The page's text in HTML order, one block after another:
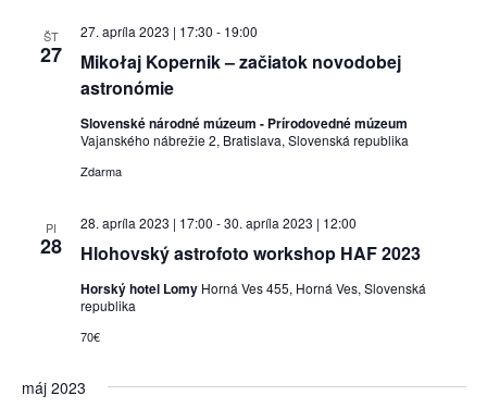
ŠT
27
Mikołaj Kopernik – začiatok novodobej
astronómie
27. apríla 2023 | 17:30 - 19:00
Slovenské národné múzeum - Prírodovedné múzeum
Vajanského nábrežie 2, Bratislava, Slovenská republika
Zdarma
PI
28 Hlohovský astrofoto workshop HAF 2023
28. apríla 2023 | 17:00 -30. apríla 2023 | 12:00
Horský hotel Lomy Horná Ves 455, Horná Ves, Slovenská
republika
70€
máj 2023